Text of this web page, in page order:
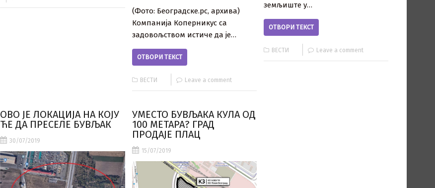
(Фото: Београдске.рс, архива)
Компанија Коперникус са
задовољством истиче да је…
ОТВОРИ ТЕКСТ
ВЕСТИ Leave a comment
земљиште у…
ОТВОРИ ТЕКСТ
ВЕСТИ Leave a comment
ОВО ЈЕ ЛОКАЦИЈА НА КОЈУ
ЋЕ ДА ПРЕСЕЛЕ БУВЉАК
30/07/2019
УМЕСТО БУВЉАКА КУЛА ОД
100 МЕТАРА? ГРАД
ПРОДАЈЕ ПЛАЦ
15/07/2019